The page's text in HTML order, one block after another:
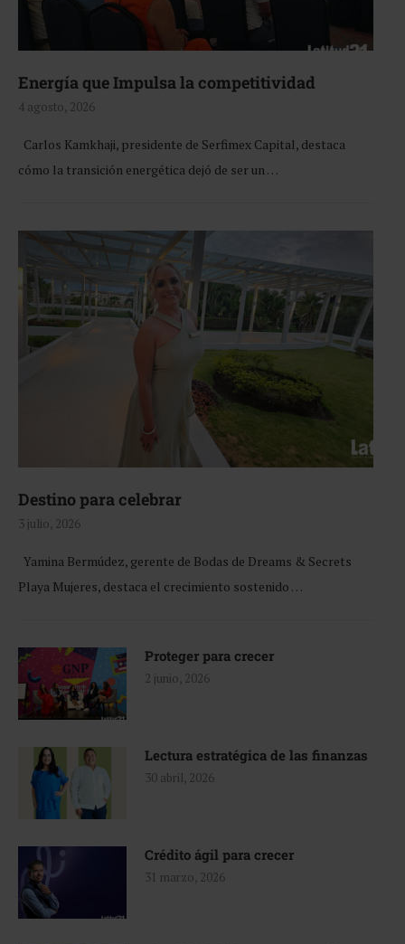
Energía que Impulsa la competitividad
4 agosto, 2026
Carlos Kamkhaji, presidente de Serfimex Capital, destaca
cómo la transición energética dejó de ser un …
Destino para celebrar
3 julio, 2026
Yamina Bermúdez, gerente de Bodas de Dreams & Secrets
Playa Mujeres, destaca el crecimiento sostenido …
Proteger para crecer
2 junio, 2026
Lectura estratégica de las finanzas
30 abril, 2026
Crédito ágil para crecer
31 marzo, 2026